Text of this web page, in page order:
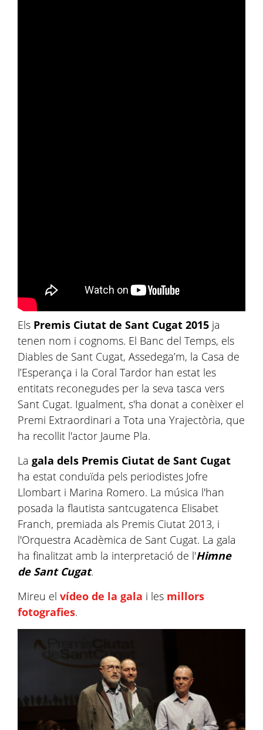
Els Premis Ciutat de Sant Cugat 2015 ja
tenen nom i cognoms. El Banc del Temps, els
Diables de Sant Cugat, Assedega’m, la Casa de
l’Esperança i la Coral Tardor han estat les
entitats reconegudes per la seva tasca vers
Sant Cugat. Igualment, s'ha donat a conèixer el
Premi Extraordinari a Tota una Yrajectòria, que
ha recollit l'actor Jaume Pla.
La gala dels Premis Ciutat de Sant Cugat
ha estat conduïda pels periodistes Jofre
Llombart i Marina Romero. La música l'han
posada la flautista santcugatenca Elisabet
Franch, premiada als Premis Ciutat 2013, i
l'Orquestra Acadèmica de Sant Cugat. La gala
ha finalitzat amb la interpretació de l'Himne
de Sant Cugat.
Mireu el vídeo de la gala i les millors
fotografies.